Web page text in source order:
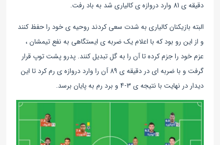
دقیقه ی 81 وارد دروازه ی کالیاری شد به باد رفت
.
البته بازیکنان کالیاری به شدت سعی کردند روحیه ی خود را حفظ کنند
و از این رو بود که با اعلام یک ضربه ی ایستگاهی به نفع تیمشان ،
عزم خود را جزم کرده تا آن را به گل تبدیل کنند. پدرو پشت توپ قرار
گرفت و با ضربه ای در دقیقه ی 89 آن را وارد دروازه ی رم کرد تا این
دیدار در نهایت با نتیجه ی 3-4 و برد رم به پایان برسد.